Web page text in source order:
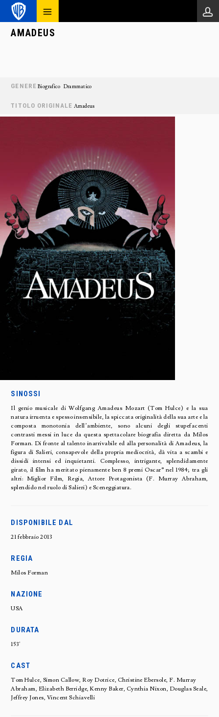
AMADEUS
GENERE Biografico Drammatico
TITOLO ORIGINALE Amadeus
SINOSSI
Il genio musicale di Wolfgang Amadeus Mozart (Tom Hulce) e la sua
natura irruenta e spesso insensibile, la spiccata originalità della sua arte e la
composta monotonia dell’ambiente, sono alcuni degli stupefacenti
contrasti messi in luce da questa spettacolare biografia diretta da Milos
Forman. Di fronte al talento inarrivabile ed alla personalità di Amadeus, la
figura di Salieri, consapevole della propria mediocrità, dà vita a scambi e
dissidi intensi ed inquietanti. Complesso, intrigante, splendidamente
girato, il film ha meritato pienamente ben 8 premi Oscar® nel 1984; tra gli
altri: Miglior Film, Regia, Attore Protagonista (F. Murray Abraham,
splendido nel ruolo di Salieri) e Sceneggiatura.
DISPONIBILE DAL
21 febbraio 2013
REGIA
Milos Forman
NAZIONE
USA
DURATA
153'
CAST
Tom Hulce, Simon Callow, Roy Dotrice, Christine Ebersole, F. Murray
Abraham, Elizabeth Berridge, Kenny Baker, Cynthia Nixon, Douglas Seale,
Jeffrey Jones, Vincent Schiavelli